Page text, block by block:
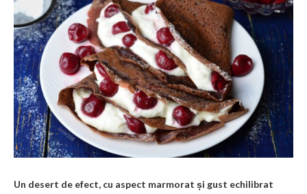
Un desert de efect, cu aspect marmorat și gust echilibrat